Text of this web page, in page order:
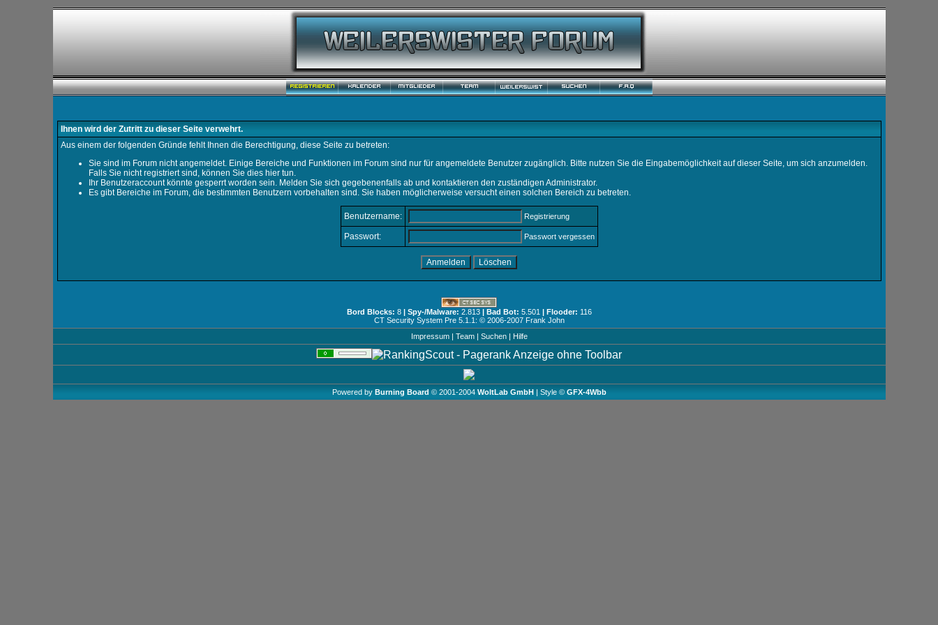
Ihnen wird der Zutritt zu dieser Seite verwehrt.
Aus einem der folgenden Gründe fehlt Ihnen die Berechtigung, diese Seite zu betreten:
Sie sind im Forum nicht angemeldet. Einige Bereiche und Funktionen im Forum sind nur für angemeldete Benutzer zugänglich. Bitte nutzen Sie die Eingabemöglichkeit auf dieser Seite, um sich anzumelden.
Falls Sie nicht registriert sind, können Sie dies hier tun.
Ihr Benutzeraccount könnte gesperrt worden sein. Melden Sie sich gegebenenfalls ab und kontaktieren den zuständigen Administrator.
Es gibt Bereiche im Forum, die bestimmten Benutzern vorbehalten sind. Sie haben möglicherweise versucht einen solchen Bereich zu betreten.
Benutzername: Registrierung
Passwort: Passwort vergessen
Bord Blocks: 8 | Spy-/Malware: 2.813 | Bad Bot: 5.501 | Flooder: 116
CT Security System Pre 5.1.1: © 2006-2007 Frank John
Impressum| Team| Suchen| Hilfe
Powered by Burning Board © 2001-2004 WoltLab GmbH| Style © GFX-4Wbb